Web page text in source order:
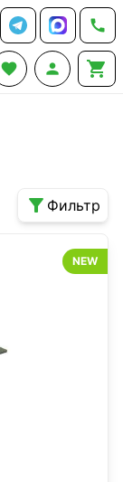

  
 Фильтр
NEW